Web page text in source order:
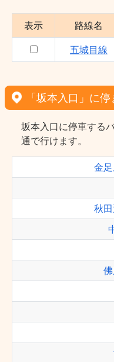
表示 路線名
五城目線
「坂本入口」に
坂本入口に停車する
通で行けます。
金
秋